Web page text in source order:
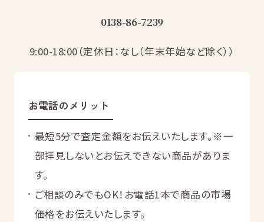
無 料
今すぐ無料査定
総合受付 10:00-19:00（年中無休）/通話料無料
0138-86-7239
9:00-18:00（定休日：なし（年末年始など除く））
お電話のメリット
最短5分で査定金額をお伝えいたします。 ※一
部拝見しないとお伝えできない商品がありま
す。
ご相談のみでもOK！お電話1本で商品の市場
価格をお伝えいたします。